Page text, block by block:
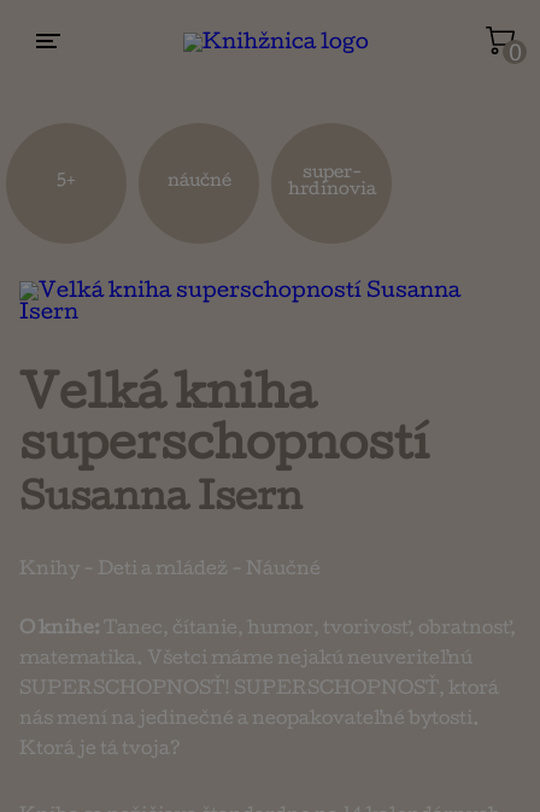
0
Náboženstvo a ezoterika
5+ náučné
super-
hrdinovia
Velká kniha
superschopností
Susanna Isern
Knihy - Deti a mládež - Náučné
O knihe: Tanec, čítanie, humor, tvorivosť, obratnosť,
matematika. Všetci máme nejakú neuveriteľnú
SUPERSCHOPNOSŤ! SUPERSCHOPNOSŤ, ktorá
nás mení na jedinečné a neopakovateľné bytosti.
Ktorá je tá tvoja?